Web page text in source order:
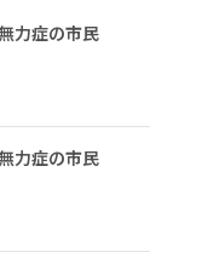
力症の市民
力症の市民